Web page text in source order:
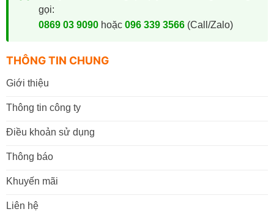
gọi:
0869 03 9090hoặc 096 339 3566(Call/Zalo)
THÔNG TIN CHUNG
Giới thiệu
Thông tin công ty
Điều khoản sử dụng
Thông báo
Khuyến mãi
Liên hệ